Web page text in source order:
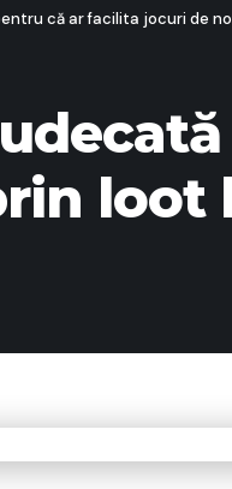
că ar facilita jocuri de
loot